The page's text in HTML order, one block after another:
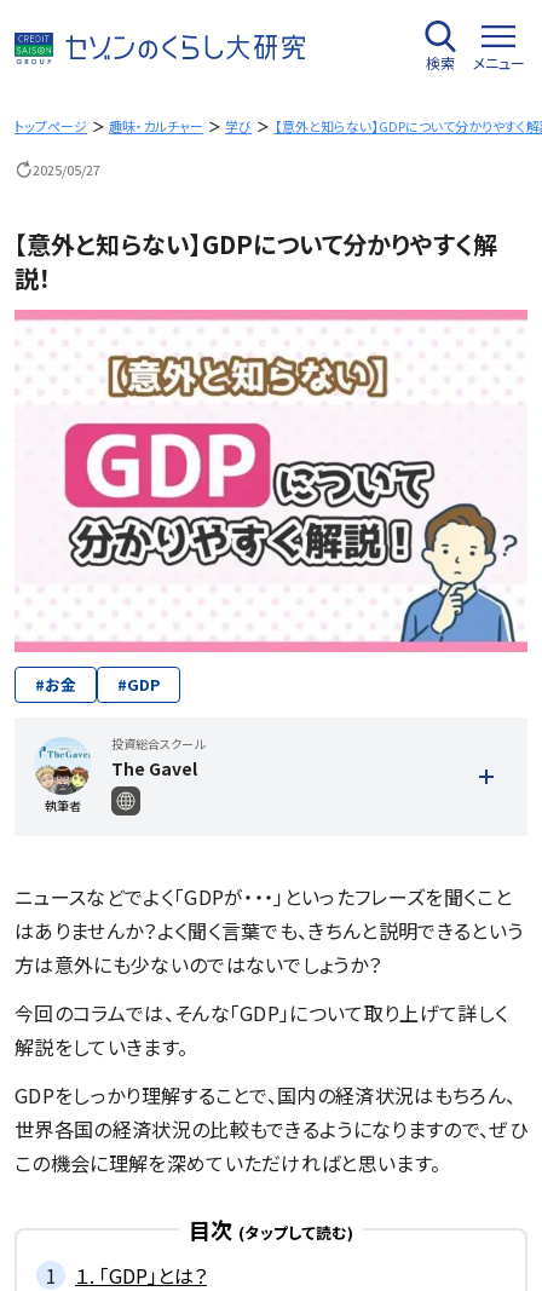
容
を
キ
検索 メニュー
トップページ 趣味・カルチャー 学び 【意外と知らない】GDPについて分かりやすく解
2025/05/27
【意外と知らない】GDPについて分かりやすく解
説！
#お金 #GDP
執筆者
投資総合スクール
The Gavel
記事一覧を見る
ニュースなどでよく「GDPが・・・」といったフレーズを聞くこと
はありませんか？よく聞く言葉でも、きちんと説明できるという
方は意外にも少ないのではないでしょうか？
今回のコラムでは、そんな「GDP」について取り上げて詳しく
解説をしていきます。
GDPをしっかり理解することで、国内の経済状況はもちろん、
世界各国の経済状況の比較もできるようになりますので、ぜひ
この機会に理解を深めていただければと思います。
目次
１. 「GDP」とは？